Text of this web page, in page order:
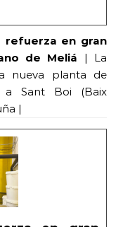
en gran
de Meliá | La
nueva planta de
a Sant Boi (Baix
|